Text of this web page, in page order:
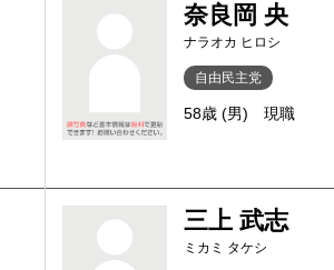
奈良岡 央
ナラオカ ヒロシ
自由民主党
58歳 (男) 現職
三上 武志
ミカミ タケシ